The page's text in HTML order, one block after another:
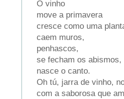
O vinho
move a primavera
cresce como uma
caem muros,
penhascos,
se fecham os abismos,
nasce o canto.
Oh tú, jarra de vinho,
com a saborosa que